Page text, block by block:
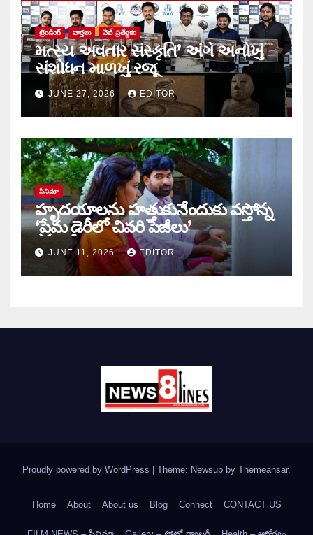
ట్రెండింగ్ వార్త‌లు వెబ్ ప్రత్యేకం
મત્સ્ય અવતાર સંસ્કૃતિ’ અંગે અનોખું
સંશોધન માળખું રજૂ
JUNE 27, 2026 EDITOR
సినిమా
హృదయాలను హత్తుకునేందుకు వస్తోన్న
‘ప్రేమ డైరీలో చివరి పేజీలు’
JUNE 11, 2026 EDITOR
Proudly powered by WordPress Theme: Newsup by Themeansar.
Home About About us Blog Connect CONTACT US